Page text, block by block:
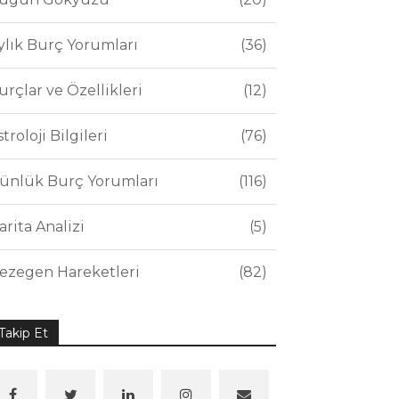
Burç Yorumları 36
ve Özellikleri 12
Bilgileri 76
Burç Yorumları 116
Analizi 5
Hareketleri 82
Et